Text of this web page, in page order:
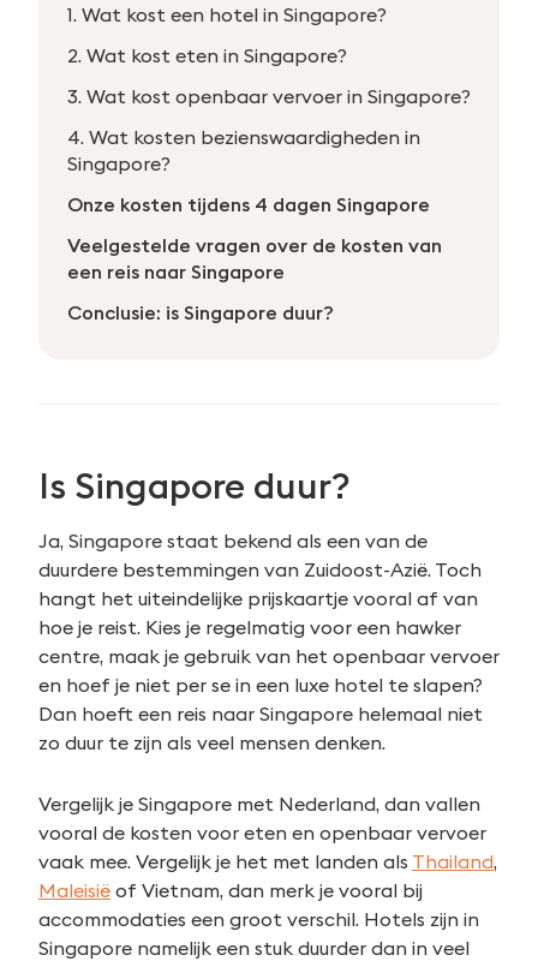
1. Wat kost een hotel in Singapore?
2. Wat kost eten in Singapore?
3. Wat kost openbaar vervoer in Singapore?
4. Wat kosten bezienswaardigheden in
Singapore?
Onze kosten tijdens 4 dagen Singapore
Veelgestelde vragen over de kosten van
een reis naar Singapore
Conclusie: is Singapore duur?
Is Singapore duur?
Ja, Singapore staat bekend als een van de
duurdere bestemmingen van Zuidoost-Azië. Toch
hangt het uiteindelijke prijskaartje vooral af van
hoe je reist. Kies je regelmatig voor een hawker
centre, maak je gebruik van het openbaar vervoer
en hoef je niet per se in een luxe hotel te slapen?
Dan hoeft een reis naar Singapore helemaal niet
zo duur te zijn als veel mensen denken.
Vergelijk je Singapore met Nederland, dan vallen
vooral de kosten voor eten en openbaar vervoer
vaak mee. Vergelijk je het met landen als Thailand,
Maleisië of Vietnam, dan merk je vooral bij
accommodaties een groot verschil. Hotels zijn in
Singapore namelijk een stuk duurder dan in veel